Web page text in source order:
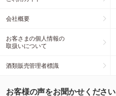
会社概要
お客さまの個人情報の
取扱いについて
酒類販売管理者標識
お客様の声をお聞かせください